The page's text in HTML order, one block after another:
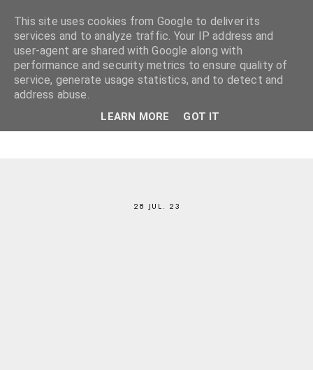
28 JUL. 23
This site uses cookies from Google to deliver its
services and to analyze traffic. Your IP address and
user-agent are shared with Google along with
performance and security metrics to ensure quality of
service, generate usage statistics, and to detect and
address abuse.
LEARN MORE GOT IT